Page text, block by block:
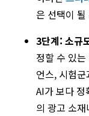
은 선택이
3단계: 소규
정할 수 있
언스, 시험
AI가 보다 정
의 광고 소